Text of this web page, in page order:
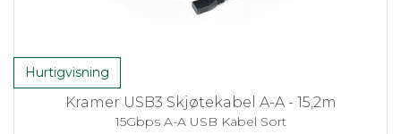
Hurtigvisning
Kramer USB3 Skjøtekabel A-A - 15,2m
15Gbps A-A USB Kabel Sort